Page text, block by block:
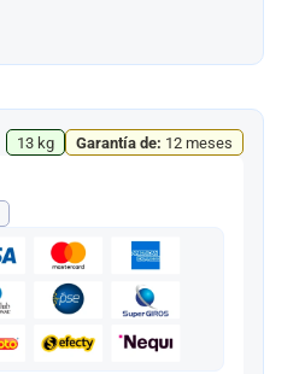
13 kg Garantía de: 12 meses